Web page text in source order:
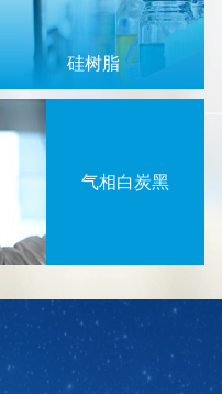
硅树脂
气相白炭黑